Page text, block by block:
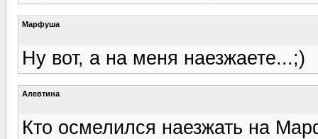
Марфуша
Ну вот, а на меня наезжаете...;)
Алевтина
Кто осмелился наезжать на